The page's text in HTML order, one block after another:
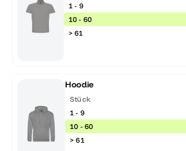
1 - 9
10 - 60
> 61
Hoodie
Stück
1 - 9
10 - 60
> 61